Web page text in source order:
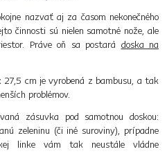
nazvať aj za časom nekonečného
činnosti sú nielen samotné nože, ale
Práve oň sa postará doska na
cm je vyrobená z bambusu, a tak
problémov.
zásuvka pod samotnou doskou:
zeleninu (či iné suroviny), prípadne
linke vám tak neustále vládne